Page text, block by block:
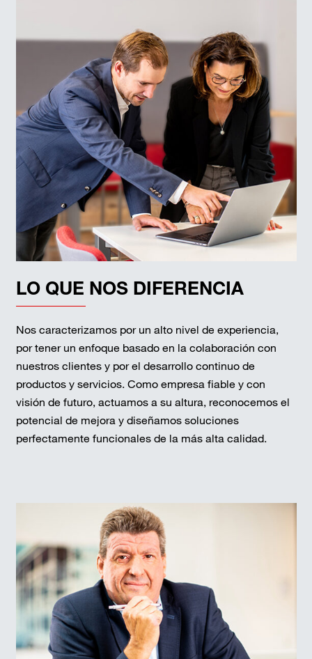
LO QUE NOS DIFERENCIA
Nos caracterizamos por un alto nivel de experiencia,
por tener un enfoque basado en la colaboración con
nuestros clientes y por el desarrollo continuo de
productos y servicios. Como empresa fiable y con
visión de futuro, actuamos a su altura, reconocemos el
potencial de mejora y diseñamos soluciones
perfectamente funcionales de la más alta calidad.